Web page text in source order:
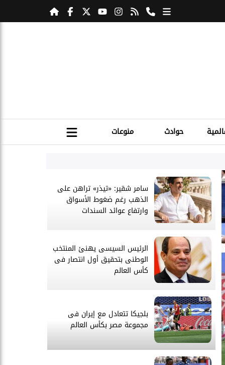
حوادث منوعات
الرياضة
سامر شقير: «تيذر» تراهن على
الذهب رغم ضغوط الأسواق
وارتفاع عوائد السندات
الرئيس السيسى يهنئ المنتخب
الوطنى بتحقيق أول انتصار فى
كأس العالم
بلجيكا تتعادل مع إيران فى
مجموعة مصر بكأس العالم